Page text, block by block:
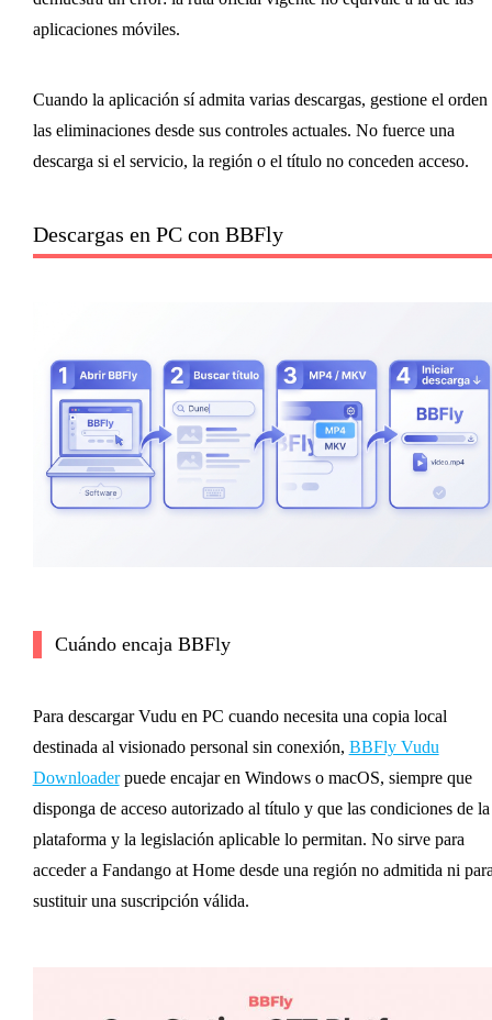
aplicaciones móviles.
Cuando la aplicación sí admita varias descargas, gestione el orden
las eliminaciones desde sus controles actuales. No fuerce una
descarga si el servicio, la región o el título no conceden acceso.
Descargas en PC con BBFly
Cuándo encaja BBFly
Para descargar Vudu en PC cuando necesita una copia local
destinada al visionado personal sin conexión, BBFly Vudu
Downloaderpuede encajar en Windows o macOS, siempre que
disponga de acceso autorizado al título y que las condiciones de la
plataforma y la legislación aplicable lo permitan. No sirve para
acceder a Fandango at Home desde una región no admitida ni
sustituir una suscripción válida.